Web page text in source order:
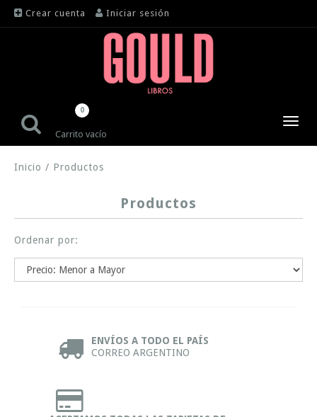
Crear cuenta Iniciar sesión
Carrito vacío
0
Inicio / Productos
Productos
Ordenar por:
ENVÍOS A TODO EL PAÍS
CORREO ARGENTINO